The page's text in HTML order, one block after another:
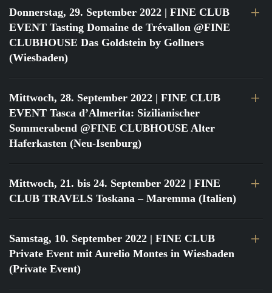
Donnerstag, 29. September 2022 | FINE CLUB
EVENT Tasting Domaine de Trévallon @FINE
CLUBHOUSE Das Goldstein by Gollners
(Wiesbaden)
Mittwoch, 28. September 2022 | FINE CLUB
EVENT Tasca d’Almerita: Sizilianischer
Sommerabend @FINE CLUBHOUSE Alter
Haferkasten (Neu-Isenburg)
Mittwoch, 21. bis 24. September 2022 | FINE
CLUB TRAVELS Toskana – Maremma (Italien)
Samstag, 10. September 2022 | FINE CLUB
Private Event mit Aurelio Montes in Wiesbaden
(Private Event)